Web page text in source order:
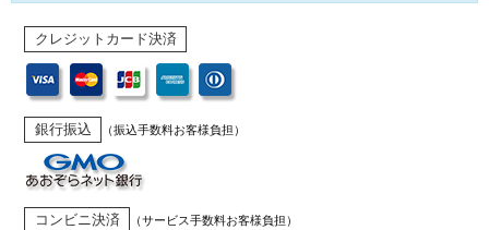
クレジットカード決済
銀行振込 （振込手数料お客様負担）
コンビニ決済 （サービス手数料お客様負担）